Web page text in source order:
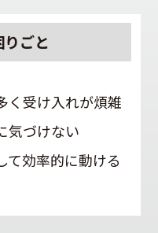
りごと
く受け入れが煩雑
気づけない
て効率的に動ける